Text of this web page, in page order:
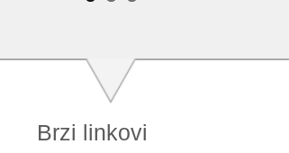
Brzi linkovi